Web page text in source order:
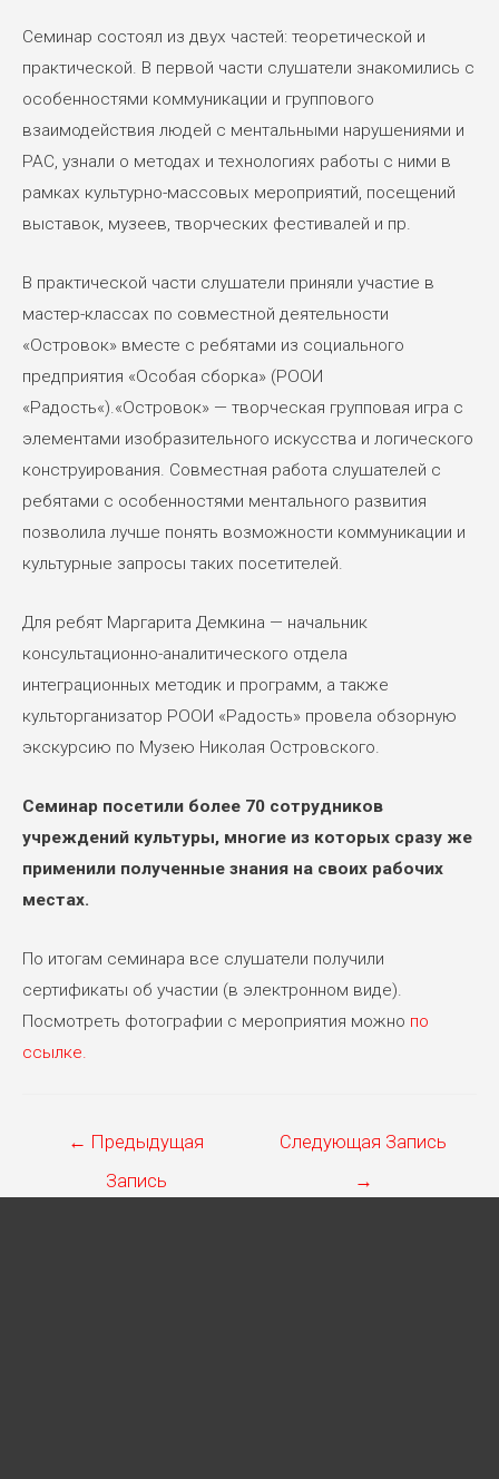
Семинар состоял из двух частей: теоретической и
практической. В первой части слушатели знакомились с
особенностями коммуникации и группового
взаимодействия людей с ментальными нарушениями и
РАС, узнали о методах и технологиях работы с ними в
рамках культурно-массовых мероприятий, посещений
выставок, музеев, творческих фестивалей и пр.
В практической части слушатели приняли участие в
мастер-классах по совместной деятельности
«Островок» вместе с ребятами из социального
предприятия «Особая сборка» (РООИ
«Радость«).«Островок» — творческая групповая игра с
элементами изобразительного искусства и логического
конструирования. Совместная работа слушателей с
ребятами с особенностями ментального развития
позволила лучше понять возможности коммуникации и
культурные запросы таких посетителей.
Для ребят Маргарита Демкина — начальник
консультационно-аналитического отдела
интеграционных методик и программ, а также
культорганизатор РООИ «Радость» провела обзорную
экскурсию по Музею Николая Островского.
Семинар посетили более 70 сотрудников
учреждений культуры, многие из которых сразу же
применили полученные знания на своих рабочих
местах.
По итогам семинара все слушатели получили
сертификаты об участии (в электронном виде).
Посмотреть фотографии с мероприятия можно по
ссылке.
Навигация
записям
← Предыдущая
Запись
Следующая Запись
→